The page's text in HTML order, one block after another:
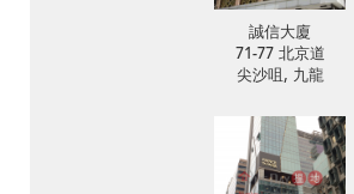
誠信大廈
71-77 北京道
尖沙咀, 九龍